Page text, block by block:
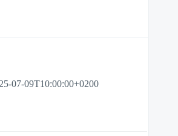
07-09T10:00:00+0200